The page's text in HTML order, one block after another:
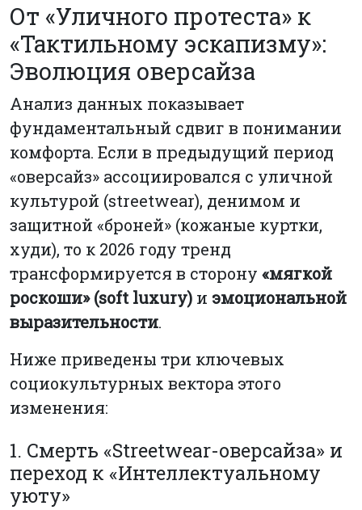
От «Уличного протеста» к
«Тактильному эскапизму»:
Эволюция оверсайза
Анализ данных показывает
фундаментальный сдвиг в понимании
комфорта. Если в предыдущий период
«оверсайз» ассоциировался с уличной
культурой (streetwear), денимом и
защитной «броней» (кожаные куртки,
худи), то к 2026 году тренд
трансформируется в сторону «мягкой
роскоши» (soft luxury) и эмоциональной
выразительности.
Ниже приведены три ключевых
социокультурных вектора этого
изменения:
1. Смерть «Streetwear-оверсайза» и
переход к «Интеллектуальному
уюту»